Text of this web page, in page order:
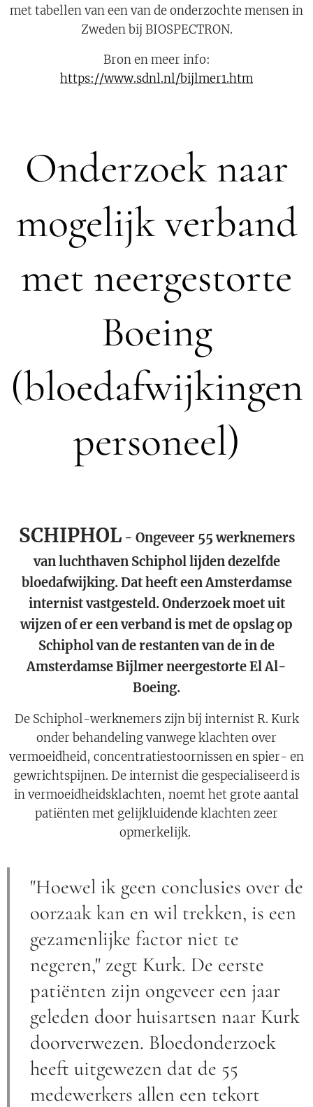
met tabellen van een van de onderzochte mensen in
Zweden bij BIOSPECTRON.
Bron en meer info:
https://www.sdnl.nl/bijlmer1.htm
Onderzoek naar
mogelijk verband
met neergestorte
Boeing
(bloedafwijkingen
personeel)
SCHIPHOL- Ongeveer 55 werknemers
van luchthaven Schiphol lijden dezelfde
bloedafwijking. Dat heeft een Amsterdamse
internist vastgesteld. Onderzoek moet uit
wijzen of er een verband is met de opslag op
Schiphol van de restanten van de in de
Amsterdamse Bijlmer neergestorte El Al-
Boeing.
De Schiphol-werknemers zijn bij internist R. Kurk
onder behandeling vanwege klachten over
vermoeidheid, concentratiestoornissen en spier- en
gewrichtspijnen. De internist die gespecialiseerd is
in vermoeidheidsklachten, noemt het grote aantal
patiënten met gelijkluidende klachten zeer
opmerkelijk.
"Hoewel ik geen conclusies over de
oorzaak kan en wil trekken, is een
gezamenlijke factor niet te
negeren," zegt Kurk. De eerste
patiënten zijn ongeveer een jaar
geleden door huisartsen naar Kurk
doorverwezen. Bloedonderzoek
heeft uitgewezen dat de 55
medewerkers allen een tekort